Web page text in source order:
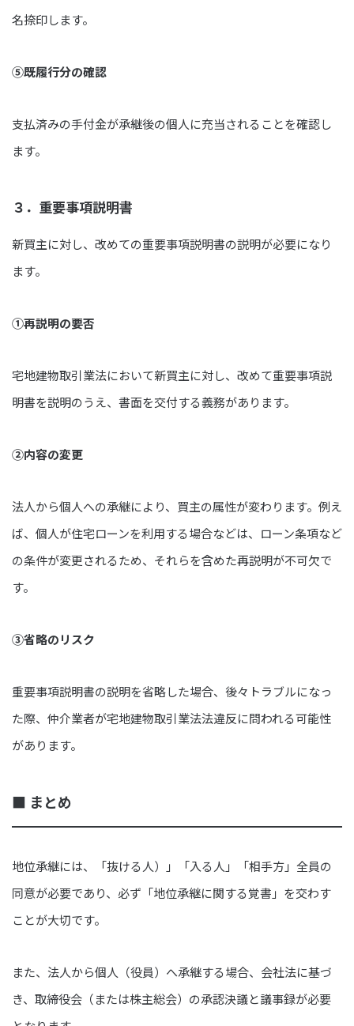
名捺印します。
⑤既履行分の確認
支払済みの手付金が承継後の個人に充当されることを確認し
ます。
３．重要事項説明書
新買主に対し、改めての重要事項説明書の説明が必要になり
ます。
①再説明の要否
宅地建物取引業法において新買主に対し、改めて重要事項説
明書を説明のうえ、書面を交付する義務があります。
②内容の変更
法人から個人への承継により、買主の属性が変わります。例え
ば、個人が住宅ローンを利用する場合などは、ローン条項など
の条件が変更されるため、それらを含めた再説明が不可欠で
す。
③省略のリスク
重要事項説明書の説明を省略した場合、後々トラブルになっ
た際、仲介業者が宅地建物取引業法法違反に問われる可能性
があります。
■ まとめ
地位承継には、「抜ける人）」「入る人」「相手方」全員の
同意が必要であり、必ず「地位承継に関する覚書」を交わす
ことが大切です。
また、法人から個人（役員）へ承継する場合、会社法に基づ
き、取締役会（または株主総会）の承認決議と議事録が必要